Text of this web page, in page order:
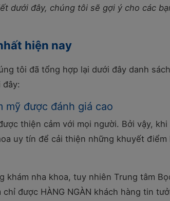
dưới đây, chúng tôi sẽ gợi ý cho các
hiện nay
tôi đã tổng hợp lại dưới đây danh
mỹ được đánh giá cao
thiện cảm với mọi người. Bởi vậy, khi
uy tín để cải thiện những khuyết điểm
nha khoa, tuy nhiên Trung tâm
được HÀNG NGÀN khách hàng tin